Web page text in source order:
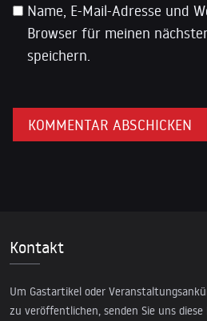
Name, E-Mail-Adresse und
Browser für meinen
speichern.
Kontakt
Um Gastartikel oder
zu veröffentlichen, senden Sie uns